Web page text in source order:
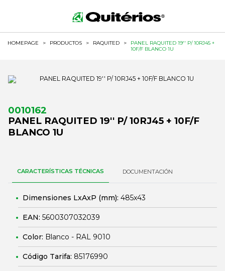
HOMEPAGE > PRODUCTOS > RAQUITED >
PANEL RAQUITED 19'' P/ 10RJ45 +
10F/F BLANCO 1U
0010162
PANEL RAQUITED 19'' P/ 10RJ45 + 10F/F
BLANCO 1U
CARACTERÍSTICAS TÉCNICAS DOCUMENTACIÓN
Dimensiones LxAxP (mm): 485x43
EAN: 5600307032039
Color: Blanco - RAL 9010
Código Tarifa: 85176990